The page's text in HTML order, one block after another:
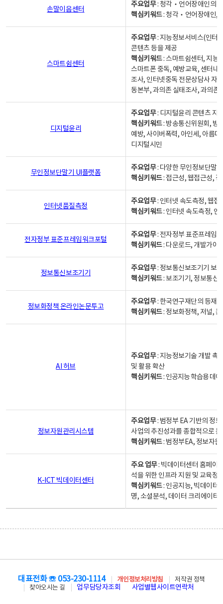
손말이음센터
주요업무: 청각‧언어장애인의
핵심키워드: 청각‧언어장애인,
스마트쉼센터
주요업무: 지능정보서비스(인터
콘텐츠 등을 제공
핵심키워드: 스마트쉼센터, 지능
스마트폰 중독, 예방교육, 센터내
조사, 인터넷중독 전문상담사 자
동본부, 과의존 실태조사, 과의존
디지털윤리
주요업무: 디지털윤리 콘텐츠 지
핵심키워드: 방송통신위원회, 방
예방, 사이버폭력, 아인세, 아름
디지털시민
무인정보단말기 UI플랫폼
주요업무: 다양한 무인정보단말
핵심키워드: 접근성, 웹접근성,
인터넷품질측정
주요업무: 인터넷 속도측정, 웹접
핵심키워드: 인터넷 속도측정, 인
전자정부 표준프레임워크포털
주요업무: 전자정부 표준프레임
핵심키워드: 다운로드, 개발가이
정보통신보조기기
주요업무: 정보통신보조기기 보
핵심키워드: 보조기기, 정보통신
정보화정책 온라인논문투고
주요업무: 한국연구재단의 등재
핵심키워드: 정보화정책, 저널,
AI 허브
주요업무: 지능정보기술 개발 촉
및 활용 확산
핵심키워드: 인공지능 학습용 데
정보자원관리시스템
주요업무: 범정부 EA 기반의 정
사업의 추진성과를 종합적으로
핵심키워드: 범정부EA, 정보자
K-ICT 빅데이터센터
주요 업무: 빅데이터센터 홈페이
석을 위한 인프라 지원 및 교육정
핵심키워드: 인공지능, 빅데이터,
명, 소셜분석, 데이터 크리에이터
대표전화 ☏ 053-230-1114 개인정보처리방침
저작권 정책
찾아오시는 길
업무담당자조회 사업별웹사이트연락처